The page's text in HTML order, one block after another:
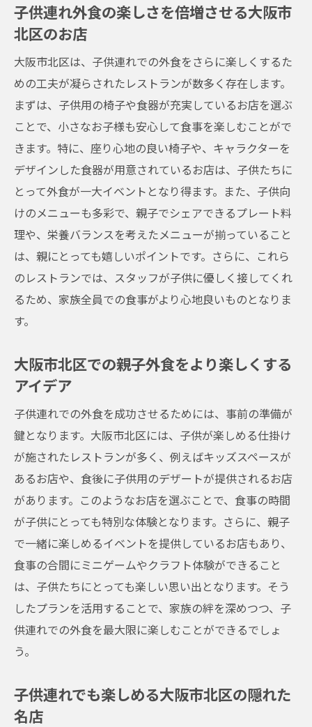
子供連れ外食の楽しさを倍増させる大阪市
北区のお店
大阪市北区は、子供連れでの外食をさらに楽しくするた
めの工夫が凝らされたレストランが数多く存在します。
まずは、子供用の椅子や食器が充実しているお店を選ぶ
ことで、小さなお子様も安心して食事を楽しむことがで
きます。特に、座り心地の良い椅子や、キャラクターを
デザインした食器が用意されているお店は、子供たちに
とって外食が一大イベントとなり得ます。また、子供向
けのメニューも多彩で、親子でシェアできるプレート料
理や、栄養バランスを考えたメニューが揃っていること
は、親にとっても嬉しいポイントです。さらに、これら
のレストランでは、スタッフが子供に優しく接してくれ
るため、家族全員での食事がより心地良いものとなりま
す。
大阪市北区での親子外食をより楽しくする
アイデア
子供連れでの外食を成功させるためには、事前の準備が
鍵となります。大阪市北区には、子供が楽しめる仕掛け
が施されたレストランが多く、例えばキッズスペースが
あるお店や、食後に子供用のデザートが提供されるお店
があります。このようなお店を選ぶことで、食事の時間
が子供にとっても特別な体験となります。さらに、親子
で一緒に楽しめるイベントを提供しているお店もあり、
食事の合間にミニゲームやクラフト体験ができること
は、子供たちにとっても楽しい思い出となります。そう
したプランを活用することで、家族の絆を深めつつ、子
供連れでの外食を最大限に楽しむことができるでしょ
う。
子供連れでも楽しめる大阪市北区の隠れた
名店